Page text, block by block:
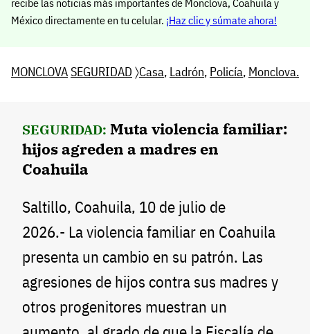
recibe las noticias más importantes de Monclova, Coahuila y
México directamente en tu celular. ¡Haz clic y súmate ahora!
MONCLOVA SEGURIDAD 〉Casa, Ladrón, Policía, Monclova.
SEGURIDAD: Muta violencia familiar:
hijos agreden a madres en
Coahuila
Saltillo, Coahuila, 10 de julio de
2026.- La violencia familiar en Coahuila
presenta un cambio en su patrón. Las
agresiones de hijos contra sus madres y
otros progenitores muestran un